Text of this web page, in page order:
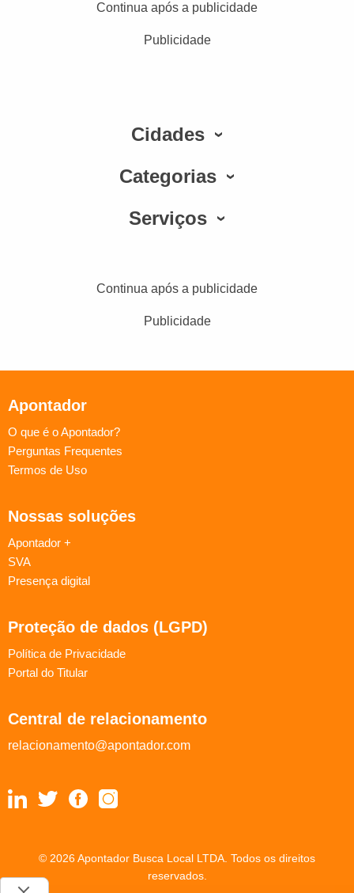
Continua após a publicidade
Publicidade
Cidades
Categorias
Serviços
Continua após a publicidade
Publicidade
Apontador
O que é o Apontador?
Perguntas Frequentes
Termos de Uso
Nossas soluções
Apontador +
SVA
Presença digital
Proteção de dados (LGPD)
Política de Privacidade
Portal do Titular
Central de relacionamento
relacionamento@apontador.com
© 2026 Apontador Busca Local LTDA. Todos os direitos
reservados.